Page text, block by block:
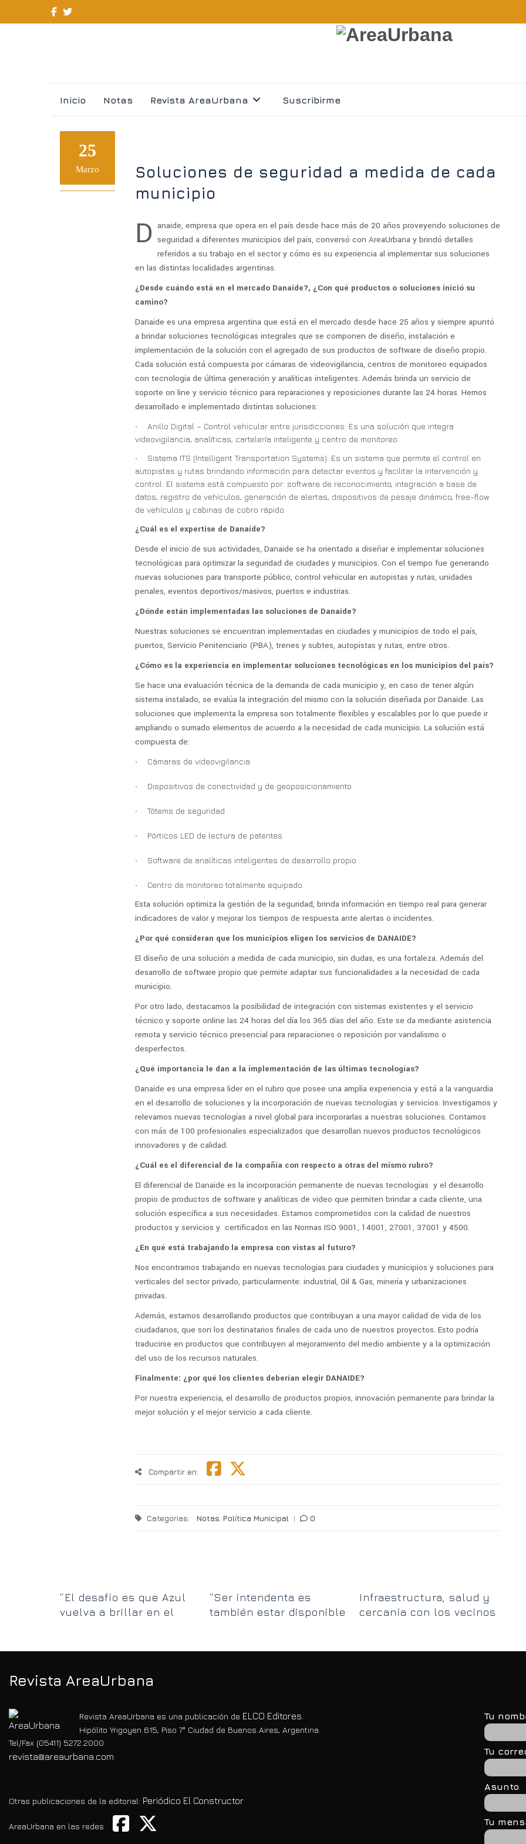
Inicio Notas Revista AreaUrbana Suscribirme
25
Marzo
Soluciones de seguridad a medida de cada
municipio
D anaide, empresa que opera en el país desde hace más de 20 años proveyendo soluciones de
seguridad a diferentes municipios del país, conversó con AreaUrbana y brindó detalles
referidos a su trabajo en el sector y cómo es su experiencia al implementar sus soluciones
en las distintas localidades argentinas.
¿Desde cuándo está en el mercado Danaide?, ¿Con qué productos o soluciones inició su
camino?
Danaide es una empresa argentina que está en el mercado desde hace 25 años y siempre apuntó
a brindar soluciones tecnológicas integrales que se componen de diseño, instalación e
implementación de la solución con el agregado de sus productos de software de diseño propio.
Cada solución está compuesta por cámaras de videovigilancia, centros de monitoreo equipados
con tecnología de última generación y analíticas inteligentes. Además brinda un servicio de
soporte on line y servicio técnico para reparaciones y reposiciones durante las 24 horas. Hemos
desarrollado e implementado distintas soluciones:
Anillo Digital – Control vehicular entre jurisdicciones: Es una solución que integra
videovigilancia, analíticas, cartelería inteligente y centro de monitoreo
Sistema ITS (Intelligent Transportation Systems): Es un sistema que permite el control en
autopistas y rutas brindando información para detectar eventos y facilitar la intervención y
control. El sistema está compuesto por: software de reconocimiento, integración a base de
datos, registro de vehículos, generación de alertas, dispositivos de pesaje dinámico, free-flow
de vehículos y cabinas de cobro rápido.
¿Cuál es el expertise de Danaide?
Desde el inicio de sus actividades, Danaide se ha orientado a diseñar e implementar soluciones
tecnológicas para optimizar la seguridad de ciudades y municipios. Con el tiempo fue generando
nuevas soluciones para transporte público, control vehicular en autopistas y rutas, unidades
penales, eventos deportivos/masivos, puertos e industrias.
¿Dónde están implementadas las soluciones de Danaide?
Nuestras soluciones se encuentran implementadas en ciudades y municipios de todo el país,
puertos, Servicio Penitenciario (PBA), trenes y subtes, autopistas y rutas, entre otros.
¿Cómo es la experiencia en implementar soluciones tecnológicas en los municipios del país?
Se hace una evaluación técnica de la demanda de cada municipio y, en caso de tener algún
sistema instalado, se evalúa la integración del mismo con la solución diseñada por Danaide. Las
soluciones que implementa la empresa son totalmente flexibles y escalables por lo que puede ir
ampliando o sumado elementos de acuerdo a la necesidad de cada municipio. La solución está
compuesta de:
Cámaras de videovigilancia
Dispositivos de conectividad y de geoposicionamiento
Tótems de seguridad
Pórticos LED de lectura de patentes
Software de analíticas inteligentes de desarrollo propio
Centro de monitoreo totalmente equipado.
Esta solución optimiza la gestión de la seguridad, brinda información en tiempo real para generar
indicadores de valor y mejorar los tiempos de respuesta ante alertas o incidentes.
¿Por qué consideran que los municipios eligen los servicios de DANAIDE?
El diseño de una solución a medida de cada municipio, sin dudas, es una fortaleza. Además del
desarrollo de software propio que permite adaptar sus funcionalidades a la necesidad de cada
municipio.
Por otro lado, destacamos la posibilidad de integración con sistemas existentes y el servicio
técnico y soporte online las 24 horas del día los 365 días del año. Este se da mediante asistencia
remota y servicio técnico presencial para reparaciones o reposición por vandalismo o
desperfectos.
¿Qué importancia le dan a la implementación de las últimas tecnologías?
Danaide es una empresa líder en el rubro que posee una amplia experiencia y está a la vanguardia
en el desarrollo de soluciones y la incorporación de nuevas tecnologías y servicios. Investigamos y
relevamos nuevas tecnologías a nivel global para incorporarlas a nuestras soluciones. Contamos
con más de 100 profesionales especializados que desarrollan nuevos productos tecnológicos
innovadores y de calidad.
¿Cuál es el diferencial de la compañía con respecto a otras del mismo rubro?
El diferencial de Danaide es la incorporación permanente de nuevas tecnologías y el desarrollo
propio de productos de software y analíticas de video que permiten brindar a cada cliente, una
solución específica a sus necesidades. Estamos comprometidos con la calidad de nuestros
productos y servicios y certificados en las Normas ISO 9001, 14001, 27001, 37001 y 4500.
¿En qué está trabajando la empresa con vistas al futuro?
Nos encontramos trabajando en nuevas tecnologías para ciudades y municipios y soluciones para
verticales del sector privado, particularmente: industrial, Oil & Gas, minería y urbanizaciones
privadas.
Además, estamos desarrollando productos que contribuyan a una mayor calidad de vida de los
ciudadanos, que son los destinatarios finales de cada uno de nuestros proyectos. Esto podría
traducirse en productos que contribuyen al mejoramiento del medio ambiente y a la optimización
del uso de los recursos naturales.
Finalmente: ¿por qué los clientes deberían elegir DANAIDE?
Por nuestra experiencia, el desarrollo de productos propios, innovación permanente para brindar la
mejor solución y el mejor servicio a cada cliente.
Compartir en:
Categorias: Notas Política Municipal | 0
“El desafío es que Azul
vuelva a brillar en el
“Ser intendenta es
también estar disponible
Infraestructura, salud y
cercanía con los vecinos
Revista AreaUrbana
Revista AreaUrbana es una publicación de ELCO Editores.
Hipólito Yrigoyen 615, Piso 7° Ciudad de Buenos Aires, Argentina.
Tel/Fax (05411) 5272.2000
revista@areaurbana.com
Otras publicaciones de la editorial: Periódico El Constructor
AreaUrbana en las redes
Tu
Tu
Asunto
Tu